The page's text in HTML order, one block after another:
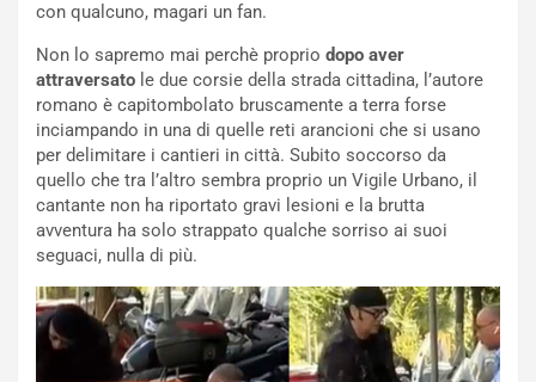
con qualcuno, magari un fan.
Non lo sapremo mai perchè proprio dopo aver
attraversato le due corsie della strada cittadina, l’autore
romano è capitombolato bruscamente a terra forse
inciampando in una di quelle reti arancioni che si usano
per delimitare i cantieri in città. Subito soccorso da
quello che tra l’altro sembra proprio un Vigile Urbano, il
cantante non ha riportato gravi lesioni e la brutta
avventura ha solo strappato qualche sorriso ai suoi
seguaci, nulla di più.
e
V
a
g
g
o
p
ù
o
d
P
a
e
n
z
a
d
e